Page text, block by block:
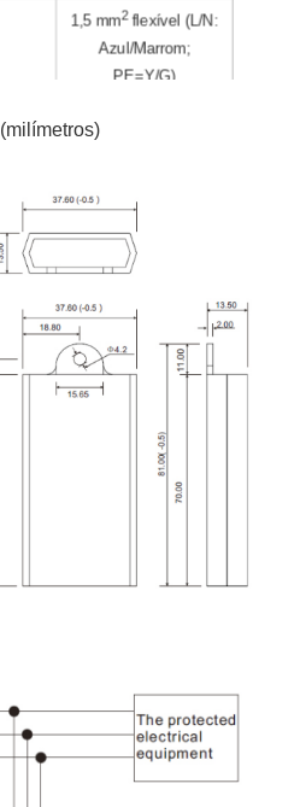
1,5 mm2flexível (L/N:
Azul/Marrom;
PE=Y/G)
extinção UL94 V-0
ISTO
(milímetros)